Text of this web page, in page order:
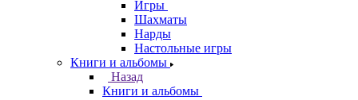
Игры
Шахматы
Нарды
Настольные игры
Книги и альбомы
Назад
Книги и альбомы